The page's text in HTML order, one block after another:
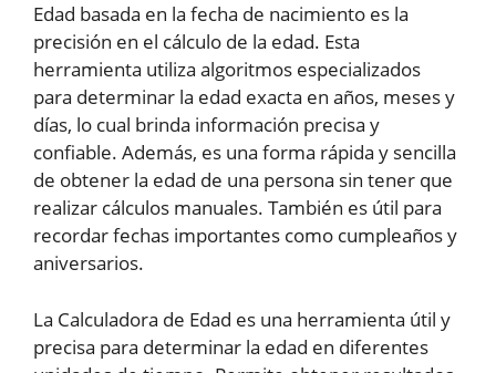
Edad basada en la fecha de nacimiento es la
precisión en el cálculo de la edad. Esta
herramienta utiliza algoritmos especializados
para determinar la edad exacta en años, meses y
días, lo cual brinda información precisa y
confiable. Además, es una forma rápida y sencilla
de obtener la edad de una persona sin tener que
realizar cálculos manuales. También es útil para
recordar fechas importantes como cumpleaños y
aniversarios.
La Calculadora de Edad es una herramienta útil y
precisa para determinar la edad en diferentes